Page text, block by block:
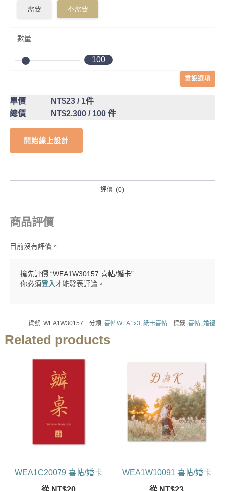
需要 不需要
數量
100
重設選項
單價 NT$23/ 1件
總價
NT$2.300/ 100 件
開始線上設計
評價 (0)
商品評價
目前沒有評價。
搶先評價 “WEA1W30157 喜帖/婚卡”
你必須登入才能發表評論。
貨號:WEA1W30157 分類:喜帖WEA1x3 ,紙卡喜帖 標籤:喜帖 ,婚禮
Related products
WEA1C20079 喜帖/婚卡
WEA1W10091 喜帖/婚卡